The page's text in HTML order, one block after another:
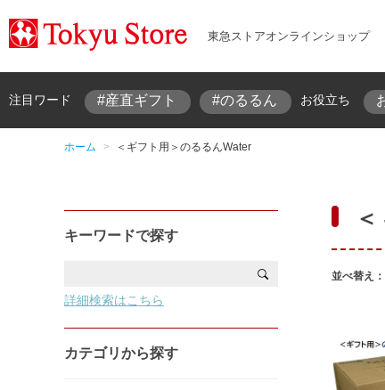
東急ストアオンラインショップ
注目ワード #産直ギフト #のるるん お役立ち
ホーム > ＜ギフト用＞のるるんWater
キーワードで探す
詳細検索はこちら
カテゴリから探す
並べ替え：